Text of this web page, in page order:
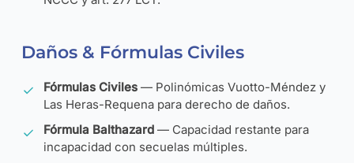
Daños & Fórmulas Civiles
Fórmulas Civiles— Polinómicas Vuotto-Méndez y
Las Heras-Requena para derecho de daños.
Fórmula Balthazard— Capacidad restante para
incapacidad con secuelas múltiples.